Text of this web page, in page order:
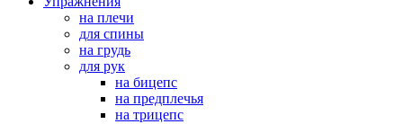
на плечи
для спины
на грудь
для рук
на бицепс
на предплечья
на трицепс